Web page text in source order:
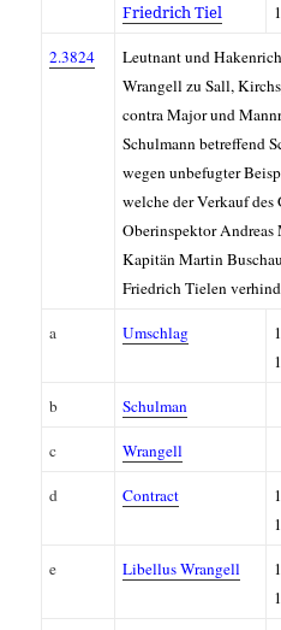
Friedrich Tiel
2.3824
Leutnant und
Wrangell zu Sall,
contra Major und
Schulmann betreffend
wegen unbefugter
welche der Verkauf des
OberinspektorAndreas
Kapitän Martin
Friedrich Tielen
a Umschlag
b Schulman
c Wrangell
d Contract
e Libellus Wrangell